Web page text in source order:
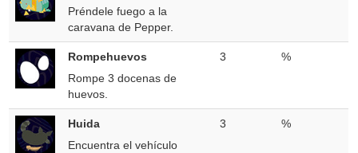
Préndele fuego a la
caravana de Pepper.
Rompehuevos
Rompe 3 docenas de
huevos.
3 %
Huida
Encuentra el vehículo
3 %